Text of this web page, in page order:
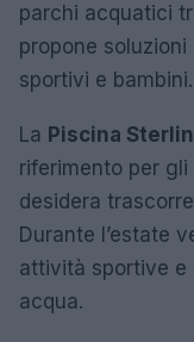
parchi acquatici
propone
sportivi e bambini.
La Piscina
riferimento per
desidera
Durante l’estate
attività sportive e
acqua.